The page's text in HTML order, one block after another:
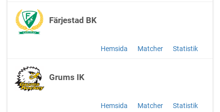
Färjestad BK
Hemsida Matcher Statistik
Grums IK
Hemsida Matcher Statistik